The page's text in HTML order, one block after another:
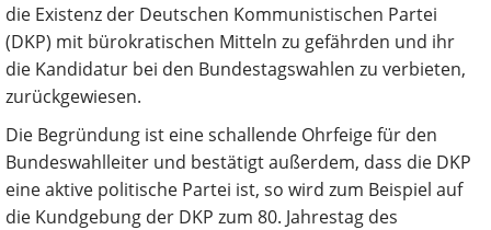
die Existenz der Deutschen Kommunistischen Partei
(DKP) mit bürokratischen Mitteln zu gefährden und ihr
die Kandidatur bei den Bundestagswahlen zu verbieten,
zurückgewiesen.
Die Begründung ist eine schallende Ohrfeige für den
Bundeswahlleiter und bestätigt außerdem, dass die DKP
eine aktive politische Partei ist, so wird zum Beispiel auf
die Kundgebung der DKP zum 80. Jahrestag des